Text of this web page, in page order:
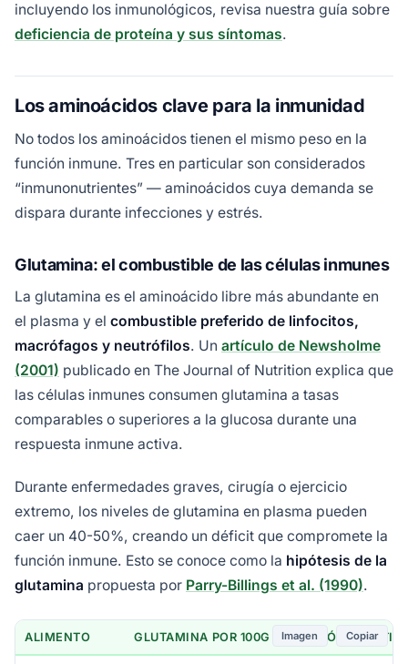
incluyendo los inmunológicos, revisa nuestra guía sobre
deficiencia de proteína y sus síntomas.
Los aminoácidos clave para la inmunidad
No todos los aminoácidos tienen el mismo peso en la
función inmune. Tres en particular son considerados
“inmunonutrientes” — aminoácidos cuya demanda se
dispara durante infecciones y estrés.
Glutamina: el combustible de las células inmunes
La glutamina es el aminoácido libre más abundante en
el plasma y el combustible preferido de linfocitos,
macrófagos y neutrófilos. Un artículo de Newsholme
(2001) publicado en The Journal of Nutrition explica que
las células inmunes consumen glutamina a tasas
comparables o superiores a la glucosa durante una
respuesta inmune activa.
Durante enfermedades graves, cirugía o ejercicio
extremo, los niveles de glutamina en plasma pueden
caer un 40-50%, creando un déficit que compromete la
función inmune. Esto se conoce como la hipótesis de la
glutamina propuesta por Parry-Billings et al. (1990).
ALIMENTO GLUTAMINA POR 100G PORCIÓNCopiar
Imagen